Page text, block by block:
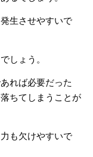
生させやすいで
しょう。
れば必要だった
ちてしまうことが
も欠けやすいで